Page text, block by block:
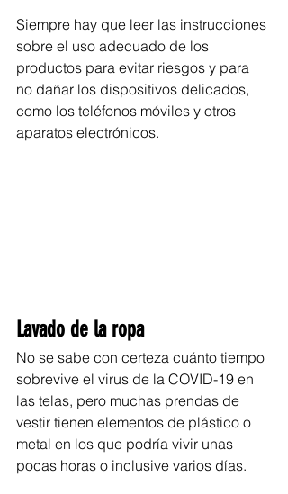
Siempre hay que leer las instrucciones
sobre el uso adecuado de los
productos para evitar riesgos y para
no dañar los dispositivos delicados,
como los teléfonos móviles y otros
aparatos electrónicos.
Lavado de la ropa
No se sabe con certeza cuánto tiempo
sobrevive el virus de la COVID-19 en
las telas, pero muchas prendas de
vestir tienen elementos de plástico o
metal en los que podría vivir unas
pocas horas o inclusive varios días.